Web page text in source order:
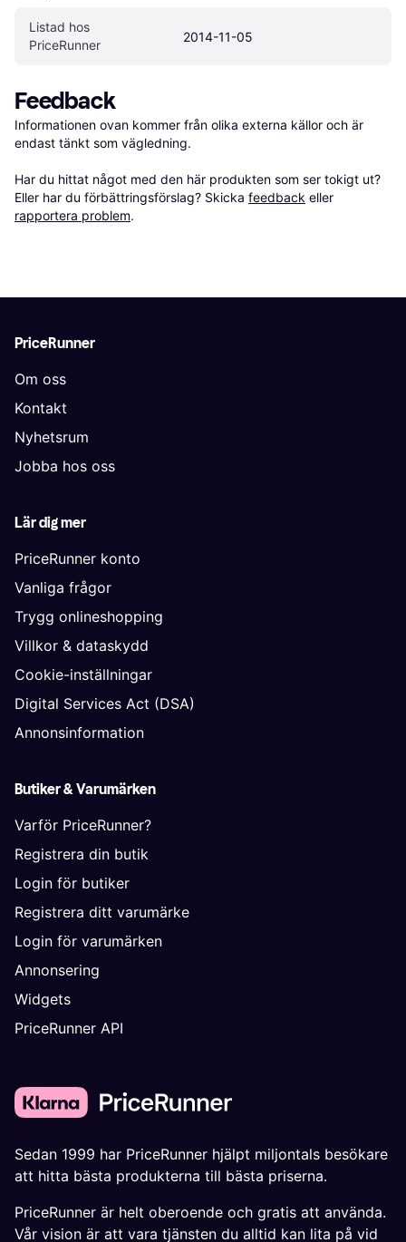
Listad hos
PriceRunner
2014-11-05
Feedback
Informationen ovan kommer från olika externa källor och är
endast tänkt som vägledning.
Har du hittat något med den här produkten som ser tokigt ut?
Eller har du förbättringsförslag? Skicka feedback eller
rapportera problem.
PriceRunner
Om oss
Kontakt
Nyhetsrum
Jobba hos oss
Lär dig mer
PriceRunner konto
Vanliga frågor
Trygg onlineshopping
Villkor & dataskydd
Cookie-inställningar
Digital Services Act (DSA)
Annonsinformation
Butiker & Varumärken
Varför PriceRunner?
Registrera din butik
Login för butiker
Registrera ditt varumärke
Login för varumärken
Annonsering
Widgets
PriceRunner API
Sedan 1999 har PriceRunner hjälpt miljontals besökare
att hitta bästa produkterna till bästa priserna.
PriceRunner är helt oberoende och gratis att använda.
Vår vision är att vara tjänsten du alltid kan lita på vid